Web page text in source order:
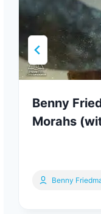
Benny
Morahs
Benny